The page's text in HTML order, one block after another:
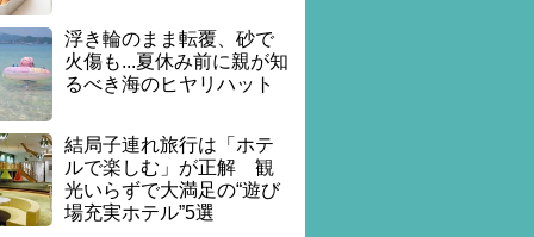
浮き輪のまま転覆、砂で
火傷も...夏休み前に親が知
るべき海のヒヤリハット
結局子連れ旅行は「ホテ
ルで楽しむ」が正解 観
光いらずで大満足の“遊び
場充実ホテル”5選